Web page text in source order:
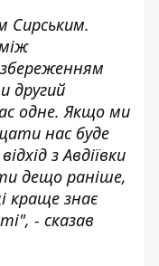
Сирським.
другий
одне. Якщо ми
нас буде
з Авдіївки
дещо раніше,
краще знає
- сказав